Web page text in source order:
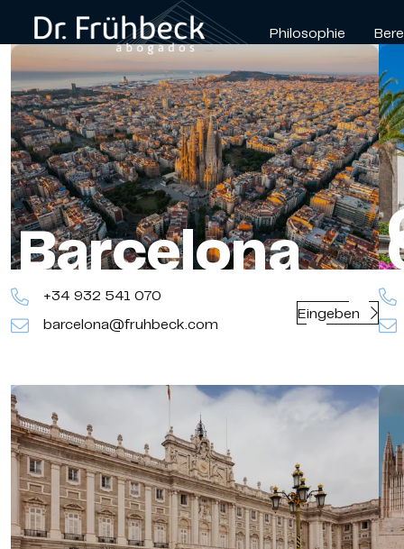
Philosophie
Barcelona
+34 932 541 070
barcelona@fruhbeck.com
Eingeben